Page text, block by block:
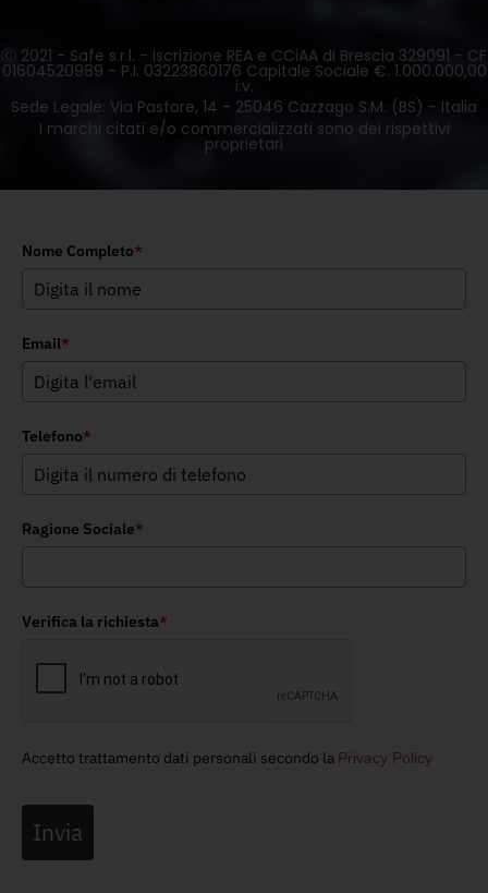
Ⓒ 2021 - Safe s.r.l. - Iscrizione REA e CCiAA di Brescia 329091 - CF
01604520989 - P.I. 03223860176 Capitale Sociale €. 1.000.000,00
i.v.
Sede Legale: Via Pastore, 14 - 25046 Cazzago S.M. (BS) - Italia
I marchi citati e/o commercializzati sono dei rispettivi
proprietari
Nome Completo*
Email*
Telefono*
Ragione Sociale*
Verifica la richiesta*
Accetto trattamento dati personali secondo la Privacy Policy
Invia